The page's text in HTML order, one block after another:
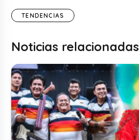
TENDENCIAS
Noticias relacionadas